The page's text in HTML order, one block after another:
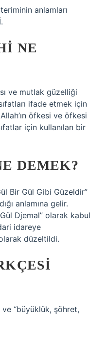
anlamları
NE
ve mutlak güzelliği
ifade etmek için
öfkesi ve öfkesi
için kullanılan bir
DEMEK?
Bir Gül Gibi Güzeldir”
anlamına gelir.
Djemal” olarak kabul
idareye
olarak düzeltildi.
ve “büyüklük, şöhret,